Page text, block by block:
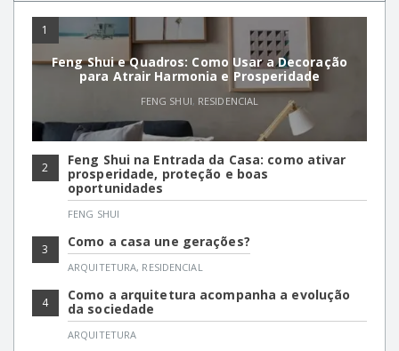
1
Feng Shui e Quadros: Como Usar a Decoração
para Atrair Harmonia e Prosperidade
FENG SHUI, RESIDENCIAL
2
Feng Shui na Entrada da Casa: como ativar
prosperidade, proteção e boas
oportunidades
FENG SHUI
3 Como a casa une gerações?
ARQUITETURA, RESIDENCIAL
4
Como a arquitetura acompanha a evolução
da sociedade
ARQUITETURA